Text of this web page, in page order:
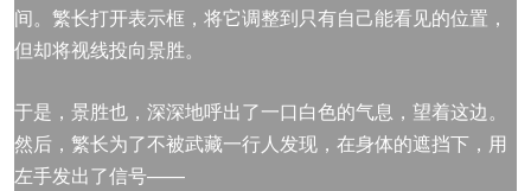
间。繁长打开表示框，将它调整到只有自己能看见的位置，
但却将视线投向景胜。
于是，景胜也，深深地呼出了一口白色的气息，望着这边。
然后，繁长为了不被武藏一行人发现，在身体的遮挡下，用
左手发出了信号——